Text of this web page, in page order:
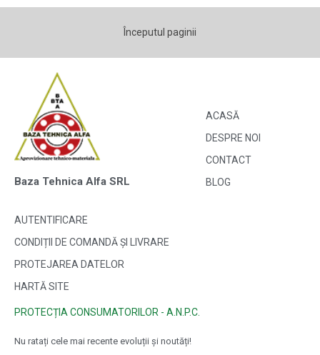
Începutul paginii
Baza Tehnica Alfa SRL
ACASĂ
DESPRE NOI
CONTACT
BLOG
AUTENTIFICARE
CONDIȚII DE COMANDĂ ȘI LIVRARE
PROTEJAREA DATELOR
HARTĂ SITE
PROTECȚIA CONSUMATORILOR - A.N.P.C.
Nu ratați cele mai recente evoluții și noutăți!